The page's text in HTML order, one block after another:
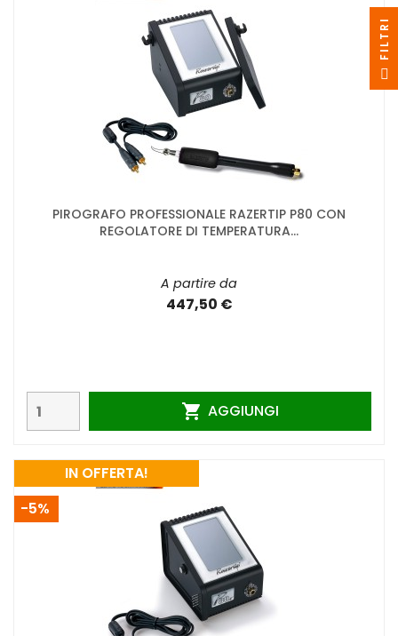
PIROGRAFO PROFESSIONALE RAZERTIP P80 CON
REGOLATORE DI TEMPERATURA...
A partire da
447,50 €
 AGGIUNGI
IN OFFERTA!
-5%
I